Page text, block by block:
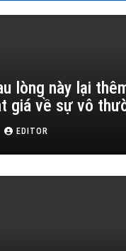
lòng này lại
giá về sự vô
EDITOR